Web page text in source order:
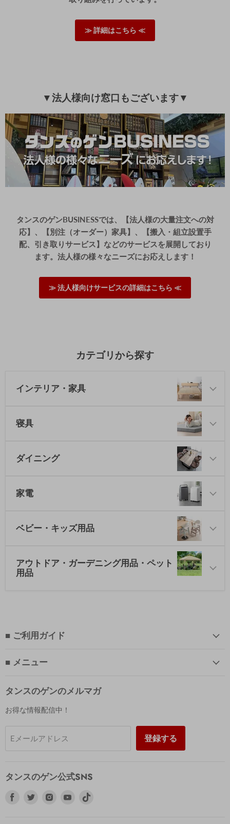
ン用の脚部分が備え付けの防水パンに合わず、洗濯機の両側の
余白も狭く、設置にかなり手こずりました。
しかし、今のところ洗濯機の揺れで倒れる心配もなく使用して
この度は、タンスのゲンをご利用いただき誠にありがとう
ございます。
無事に組み立てが終了したようで安心いたしました。
また、商品も問題なくお使いいただけているようで何より
です。
お使いいただく中で、何かお気づきの点がございました
ら、ご連絡いただけますと幸いです。
またのご来店、心よりお待ちしております。
≫ 詳細はこちら ≪
▼法人様向け窓口もございます▼
タンスのゲンBUSINESSでは、【法人様の大量注文への対
応】、【別注（オーダー）家具】、【搬入・組立設置手
配、引き取りサービス】などのサービスを展開しており
ます。法人様の様々なニーズにお応えします！
≫ 法人様向けサービスの詳細はこちら ≪
カテゴリから探す
インテリア・家具
寝具
ダイニング
家電
ベビー・キッズ用品
アウトドア・ガーデニング用品・ペット
用品
■ ご利用ガイド
■ メニュー
タンスのゲンのメルマガ
お得な情報配信中！
Eメールアドレス 登録する
タンスのゲン公式SNS
FacebookTwitter InstagramYoutube